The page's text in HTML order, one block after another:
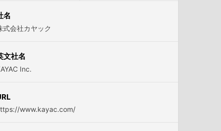
名
式会社カヤック
文社名
Inc.
www.kayac.com/